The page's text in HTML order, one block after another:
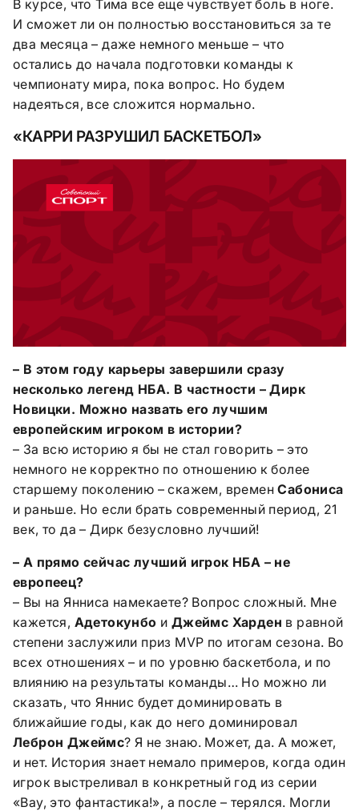
В курсе, что Тима все еще чувствует боль в ноге.
И сможет ли он полностью восстановиться за те
два месяца – даже немного меньше – что
остались до начала подготовки команды к
чемпионату мира, пока вопрос. Но будем
надеяться, все сложится нормально.
«КАРРИ РАЗРУШИЛ БАСКЕТБОЛ»
– В этом году карьеры завершили сразу
несколько легенд НБА. В частности – Дирк
Новицки. Можно назвать его лучшим
европейским игроком в истории?
– За всю историю я бы не стал говорить – это
немного не корректно по отношению к более
старшему поколению – скажем, временСабониса
и раньше. Но если брать современный период, 21
век, то да – Дирк безусловно лучший!
– А прямо сейчас лучший игрок НБА – не
европеец?
– Вы на Янниса намекаете? Вопрос сложный. Мне
кажется, Адетокунбо и Джеймс Харден в равной
степени заслужили приз MVP по итогам сезона. Во
всех отношениях – и по уровню баскетбола, и по
влиянию на результаты команды… Но можно ли
сказать, что Яннис будет доминировать в
ближайшие годы, как до него доминировал
Леброн Джеймс? Я не знаю. Может, да. А может,
и нет. История знает немало примеров, когда один
игрок выстреливал в конкретный год из серии
«Вау, это фантастика!», а после – терялся. Могли